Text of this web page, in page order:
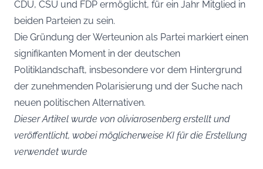
CDU, CSU und FDP ermöglicht, für ein Jahr Mitglied in
beiden Parteien zu sein.
Die Gründung der Werteunion als Partei markiert einen
signifikanten Moment in der deutschen
Politiklandschaft, insbesondere vor dem Hintergrund
der zunehmenden Polarisierung und der Suche nach
neuen politischen Alternativen.
Dieser Artikel wurde von oliviarosenberg erstellt und
veröffentlicht, wobei möglicherweise KI für die Erstellung
verwendet wurde